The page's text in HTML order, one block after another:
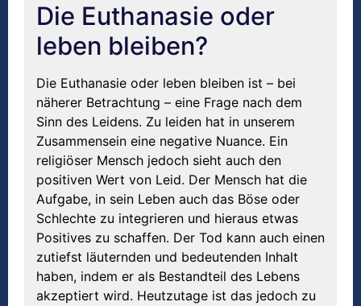
Die Euthanasie oder
leben bleiben?
Die Euthanasie oder leben bleiben ist – bei
näherer Betrachtung – eine Frage nach dem
Sinn des Leidens. Zu leiden hat in unserem
Zusammensein eine negative Nuance. Ein
religiöser Mensch jedoch sieht auch den
positiven Wert von Leid. Der Mensch hat die
Aufgabe, in sein Leben auch das Böse oder
Schlechte zu integrieren und hieraus etwas
Positives zu schaffen. Der Tod kann auch einen
zutiefst läuternden und bedeutenden Inhalt
haben, indem er als Bestandteil des Lebens
akzeptiert wird. Heutzutage ist das jedoch zu